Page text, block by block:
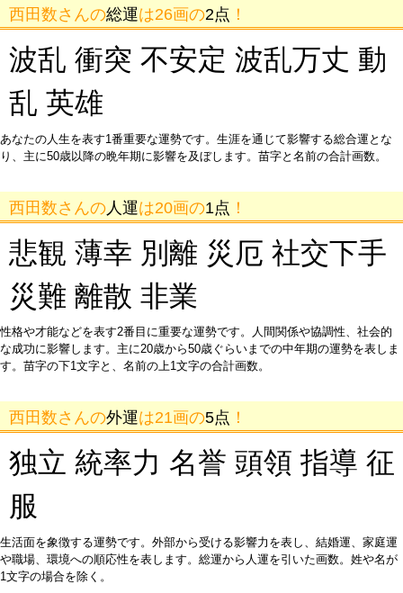
西田数さんの総運は26画の2点 ！
波乱 衝突 不安定 波乱万丈 動
乱 英雄
あなたの人生を表す1番重要な運勢です。生涯を通じて影響する総合運とな
り、主に50歳以降の晩年期に影響を及ぼします。苗字と名前の合計画数。
西田数さんの 人運は20画の1点 ！
悲観 薄幸 別離 災厄 社交下手
災難 離散 非業
性格や才能などを表す2番目に重要な運勢です。人間関係や協調性、社会的
な成功に影響します。主に20歳から50歳ぐらいまでの中年期の運勢を表しま
す。苗字の下1文字と、名前の上1文字の合計画数。
西田数さんの外運は21画の5点 ！
独立 統率力 名誉 頭領 指導 征
服
生活面を象徴する運勢です。外部から受ける影響力を表し、結婚運、家庭運
や職場、環境への順応性を表します。総運から人運を引いた画数。姓や名が
1文字の場合を除く。